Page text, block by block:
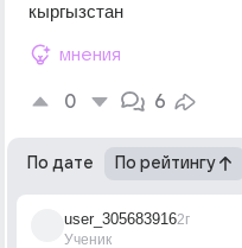
кыргызстан
мнения
0 6
По дате По рейтингу
user_305683916
Ученик
2г